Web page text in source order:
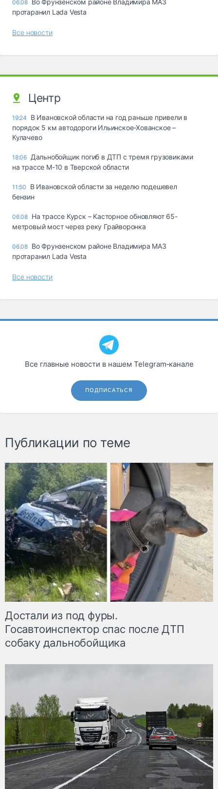
06.08 Во Фрунзенском районе Владимира МАЗ
протаранил Lada Vesta
Все новости
Центр
19:24
В Ивановской области на год раньше привели в
порядок 5 км автодороги Ильинское-Хованское –
Кулачево
18:06 Дальнобойщик погиб в ДТП с тремя грузовиками
на трассе М-10 в Тверской области
11:50
В Ивановской области за неделю подешевел
бензин
06.08 На трассе Курск – Касторное обновляют 65-
метровый мост через реку Грайворонка
06.08 Во Фрунзенском районе Владимира МАЗ
протаранил Lada Vesta
Все новости
Все главные новости в нашем Telegram‑канале
ПОДПИСАТЬСЯ
Публикации по теме
Достали из под фуры.
Госавтоинспектор спас после ДТП
собаку дальнобойщика